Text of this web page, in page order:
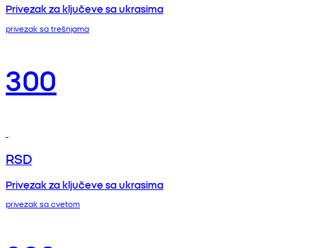
Privezak za ključeve sa ukrasima
privezak sa trešnjama
300
RSD
Privezak za ključeve sa ukrasima
privezak sa cvetom